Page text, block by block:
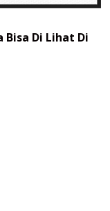
Bisa Di Lihat Di